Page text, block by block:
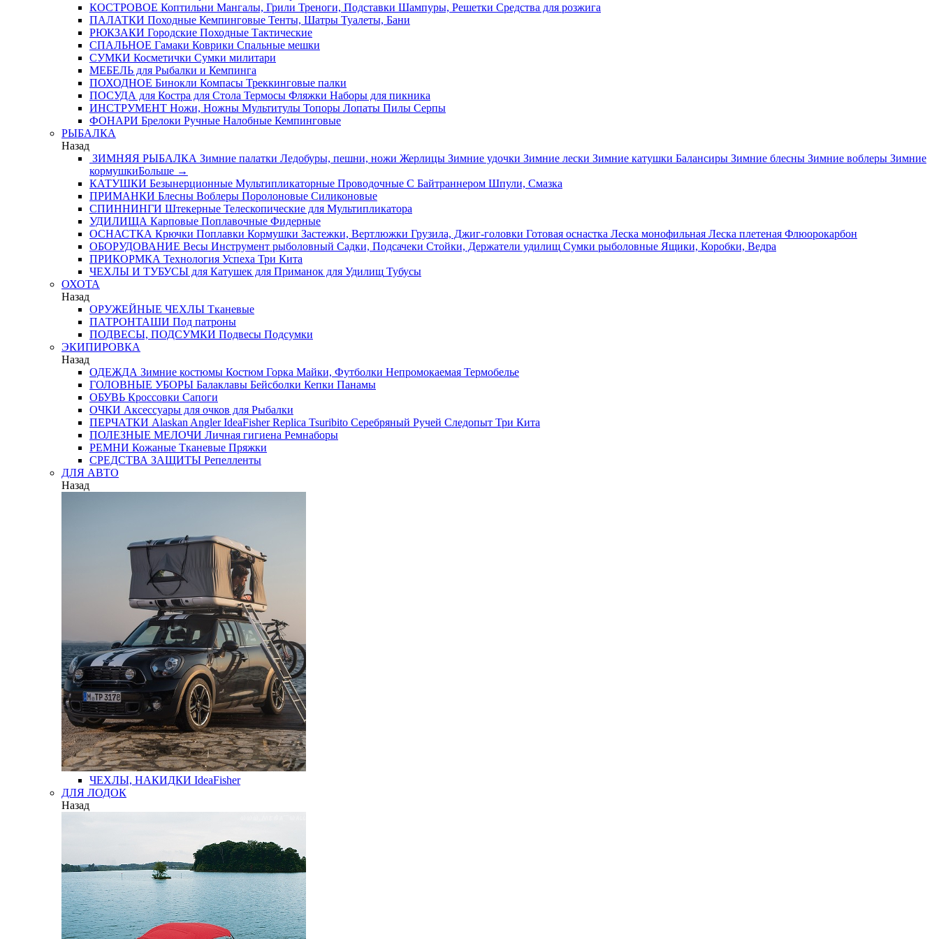
КОСТРОВОЕ Коптильни Мангалы, Грили Треноги, Подставки Шампуры, Решетки Средства для розжига
ПАЛАТКИ Походные Кемпинговые Тенты, Шатры Туалеты, Бани
РЮКЗАКИ Городские Походные Тактические
СПАЛЬНОЕ Гамаки Коврики Спальные мешки
СУМКИ Косметички Сумки милитари
МЕБЕЛЬ для Рыбалки и Кемпинга
ПОХОДНОЕ Бинокли Компасы Треккинговые палки
ПОСУДА для Костра для Стола Термосы Фляжки Наборы для пикника
ИНСТРУМЕНТ Ножи, Ножны Мультитулы Топоры Лопаты Пилы Серпы
ФОНАРИ Брелоки Ручные Налобные Кемпинговые
РЫБАЛКА
Назад
ЗИМНЯЯ РЫБАЛКА Зимние палатки Ледобуры, пешни, ножи Жерлицы Зимние удочки Зимние лески Зимние катушки Балансиры Зимние блесны Зимние воблеры Зимние
кормушкиБольше →
КАТУШКИ Безынерционные Мультипликаторные Проводочные С Байтраннером Шпули, Смазка
ПРИМАНКИ Блесны Воблеры Поролоновые Силиконовые
СПИННИНГИ Штекерные Телескопические для Мультипликатора
УДИЛИЩА Карповые Поплавочные Фидерные
ОСНАСТКА Крючки Поплавки Кормушки Застежки, Вертлюжки Грузила, Джиг-головки Готовая оснастка Леска монофильная Леска плетеная Флюорокарбон
ОБОРУДОВАНИЕ Весы Инструмент рыболовный Садки, Подсачеки Стойки, Держатели удилищ Сумки рыболовные Ящики, Коробки, Ведра
ПРИКОРМКА Технология Успеха Три Кита
ЧЕХЛЫ И ТУБУСЫ для Катушек для Приманок для Удилищ Тубусы
ОХОТА
Назад
ОРУЖЕЙНЫЕ ЧЕХЛЫ Тканевые
ПАТРОНТАШИ Под патроны
ПОДВЕСЫ, ПОДСУМКИ Подвесы Подсумки
ЭКИПИРОВКА
Назад
ОДЕЖДА Зимние костюмы Костюм Горка Майки, Футболки Непромокаемая Термобелье
ГОЛОВНЫЕ УБОРЫ Балаклавы Бейсболки Кепки Панамы
ОБУВЬ Кроссовки Сапоги
ОЧКИ Аксессуары для очков для Рыбалки
ПЕРЧАТКИ Alaskan AnglerIdeaFisherReplica Tsuribito Серебряный Ручей Следопыт Три Кита
ПОЛЕЗНЫЕ МЕЛОЧИ Личная гигиена Ремнаборы
РЕМНИ Кожаные Тканевые Пряжки
СРЕДСТВА ЗАЩИТЫ Репелленты
ДЛЯ АВТО
Назад
ЧЕХЛЫ, НАКИДКИ IdeaFisher
ДЛЯ ЛОДОК
Назад